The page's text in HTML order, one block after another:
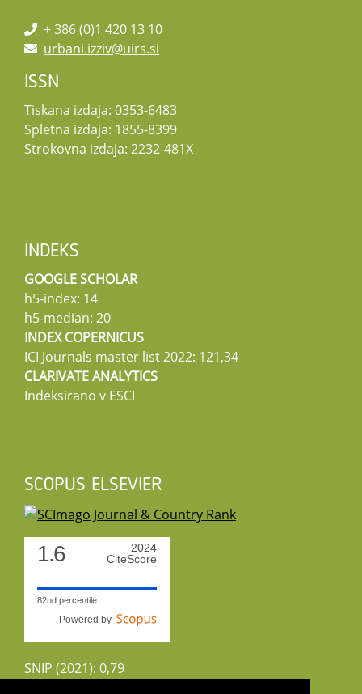
+ 386 (0)1 420 13 10
urbani.izziv@uirs.si
ISSN
Tiskana izdaja: 0353-6483
Spletna izdaja: 1855-8399
Strokovna izdaja: 2232-481X
INDEKS
GOOGLE SCHOLAR
h5-index: 14
h5-median: 20
INDEX COPERNICUS
ICI Journals master list 2022: 121,34
CLARIVATE ANALYTICS
Indeksirano v ESCI
SCOPUS ELSEVIER
1.6
2024
CiteScore
82nd percentile
Powered by
SNIP (2021): 0,79